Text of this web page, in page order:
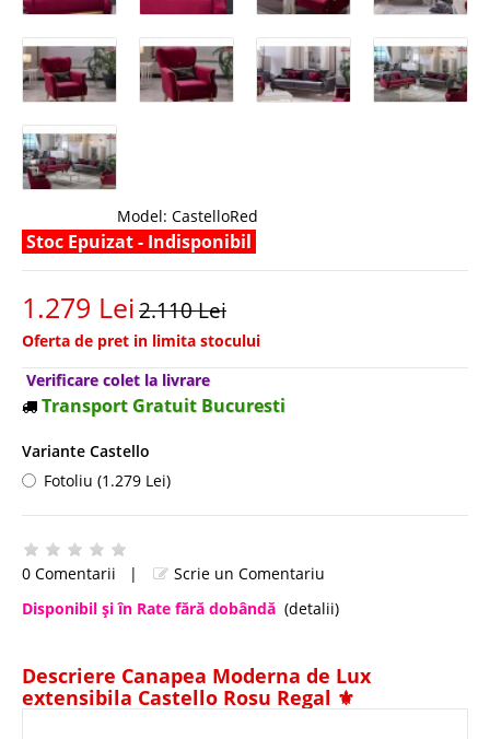
Model: CastelloRed
Stoc Epuizat - Indisponibil
1.279 Lei2.110 Lei
Oferta de pret in limita stocului
Verificare colet la livrare
Transport Gratuit Bucuresti
Variante Castello
Fotoliu (1.279 Lei)
0 Comentarii |
Scrie un Comentariu
Disponibil şi în Rate fără dobândă (detalii)
Descriere Canapea Moderna de Lux
extensibila Castello Rosu Regal ⚜️